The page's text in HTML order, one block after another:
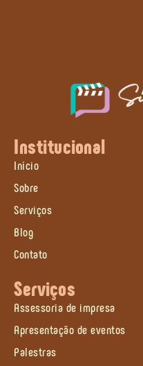
Institucional
Início
Sobre
Serviços
Blog
Contato
Serviços
Assessoria de impresa
Apresentação de eventos
Palestras